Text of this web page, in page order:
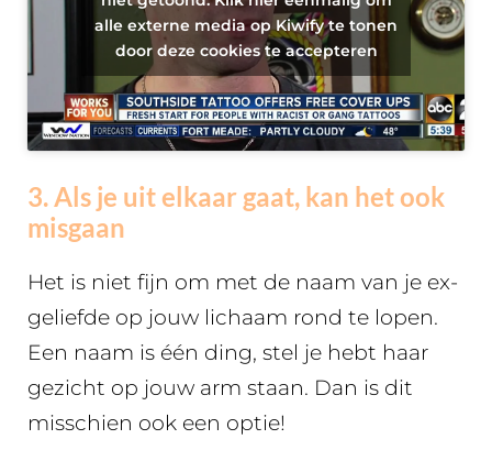
alle externe media op Kiwify te tonen
door deze cookies te accepteren
3. Als je uit elkaar gaat, kan het ook
misgaan
Het is niet fijn om met de naam van je ex-
geliefde op jouw lichaam rond te lopen.
Een naam is één ding, stel je hebt haar
gezicht op jouw arm staan. Dan is dit
misschien ook een optie!